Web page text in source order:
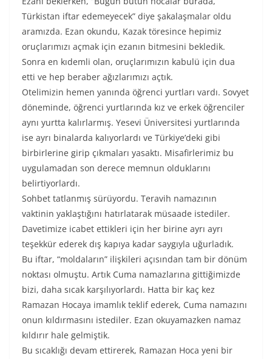
Türkistan iftar edemeyecek” diye şakalaşmalar oldu
aramızda. Ezan okundu, Kazak töresince hepimiz
oruçlarımızı açmak için ezanın bitmesini bekledik.
Sonra en kıdemli olan, oruçlarımızın kabulü için dua
etti ve hep beraber ağızlarımızı açtık.
Otelimizin hemen yanında öğrenci yurtları vardı. Sovyet
döneminde, öğrenci yurtlarında kız ve erkek öğrenciler
aynı yurtta kalırlarmış. Yesevi Üniversitesi yurtlarında
ise ayrı binalarda kalıyorlardı ve Türkiye’deki gibi
birbirlerine girip çıkmaları yasaktı. Misafirlerimiz bu
uygulamadan son derece memnun olduklarını
belirtiyorlardı.
Sohbet tatlanmış sürüyordu. Teravih namazının
vaktinin yaklaştığını hatırlatarak müsaade istediler.
Davetimize icabet ettikleri için her birine ayrı ayrı
teşekkür ederek dış kapıya kadar saygıyla uğurladık.
Bu iftar, “moldaların” ilişkileri açısından tam bir dönüm
noktası olmuştu. Artık Cuma namazlarına gittiğimizde
bizi, daha sıcak karşılıyorlardı. Hatta bir kaç kez
Ramazan Hocaya imamlık teklif ederek, Cuma namazını
onun kıldırmasını istediler. Ezan okuyamazken namaz
kıldırır hale gelmiştik.
Bu sıcaklığı devam ettirerek, Ramazan Hoca yeni bir